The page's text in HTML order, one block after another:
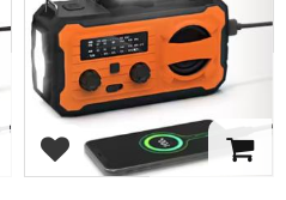
Lägg till i favoriter